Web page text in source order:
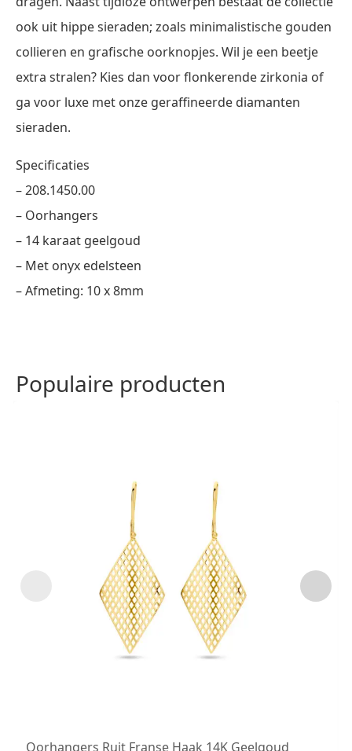
ook uit hippe sieraden; zoals minimalistische gouden
collieren en grafische oorknopjes. Wil je een beetje
extra stralen? Kies dan voor flonkerende zirkonia of
ga voor luxe met onze geraffineerde diamanten
sieraden.
Specificaties
– 208.1450.00
– Oorhangers
– 14 karaat geelgoud
– Met onyx edelsteen
– Afmeting: 10 x 8mm
Populaire producten
Oorhangers Ruit Franse Haak 14K Geelgoud